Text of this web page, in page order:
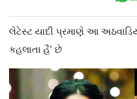
લેટેસ્ટ યાદી પ્રમાણે આ
કહલાતા હૈ’ છે